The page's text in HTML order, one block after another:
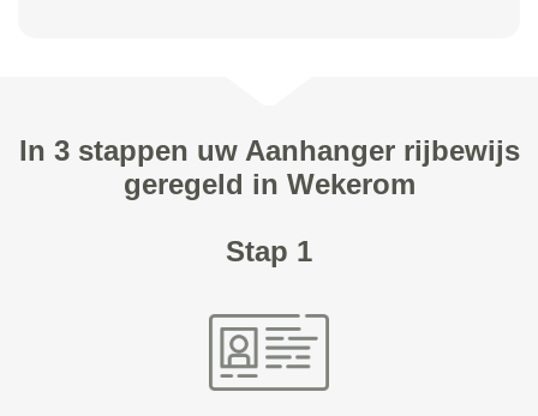
In 3 stappen uw Aanhanger rijbewijs
geregeld in Wekerom
Stap 1